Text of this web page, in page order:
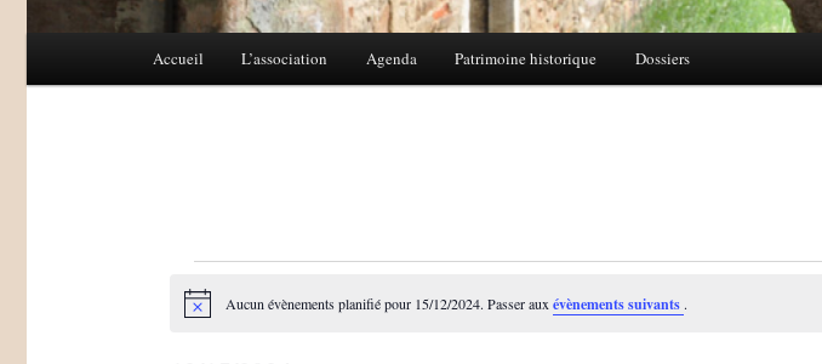
Aller
Aller
Accueil L’association Agenda Patrimoine historique Dossiers
Évènements
Notice Aucun évènements planifié pour 15/12/2024. Passer auxévènements suivants .